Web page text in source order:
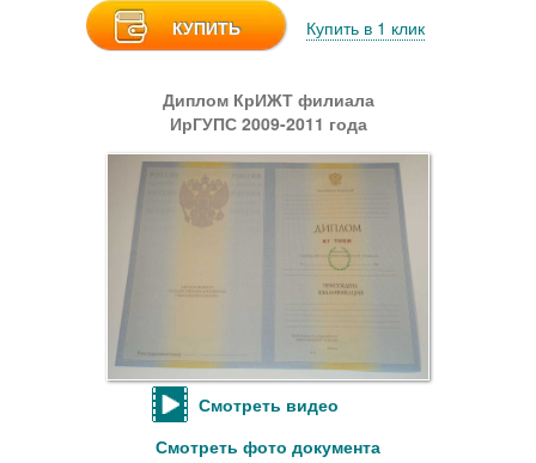
КУПИТЬ Купить в 1 клик
Диплом КрИЖТ филиала
ИрГУПС 2009-2011 года
Смотреть видео
Смотреть фото документа